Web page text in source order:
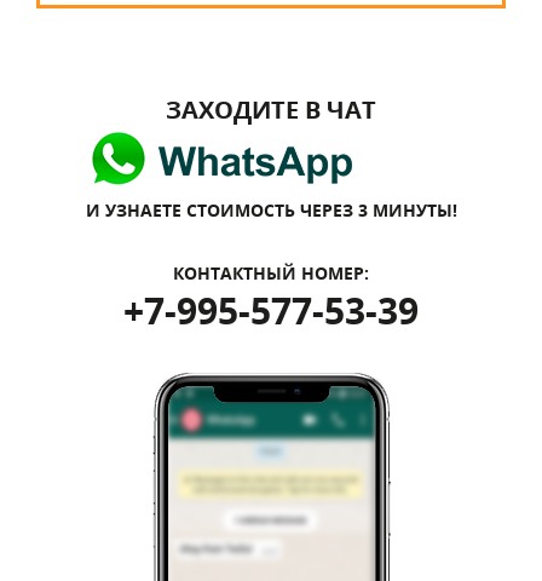
ЗАХОДИТЕ В ЧАТ
И УЗНАЕТЕ СТОИМОСТЬ ЧЕРЕЗ 3 МИНУТЫ!
КОНТАКТНЫЙ НОМЕР:
+7-995-577-53-39